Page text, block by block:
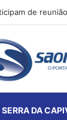
SERRA DA